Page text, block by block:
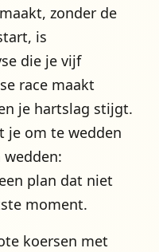
zonder de
is
die je vijf
race maakt
je hartslag stijgt.
je om te wedden
plan dat niet
moment.
koersen met